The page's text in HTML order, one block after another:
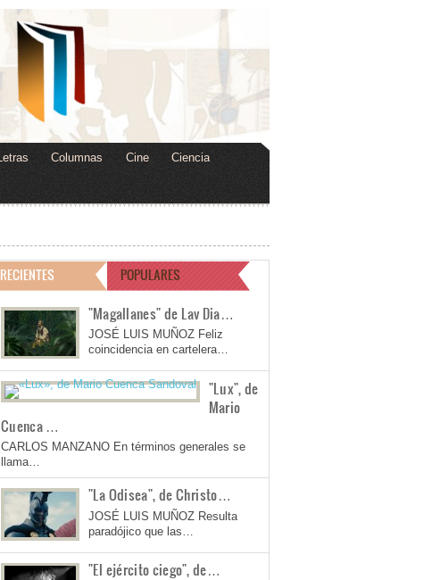
Letras Columnas Cine Ciencia
RECIENTES POPULARES
"Magallanes" de Lav Dia…
JOSÉ LUIS MUÑOZ Feliz
coincidencia en cartelera…
"Lux", de
Mario
Cuenca …
CARLOS MANZANO En términos generales se
llama…
"La Odisea", de Christo…
JOSÉ LUIS MUÑOZ Resulta
paradójico que las…
"El ejército ciego", de…